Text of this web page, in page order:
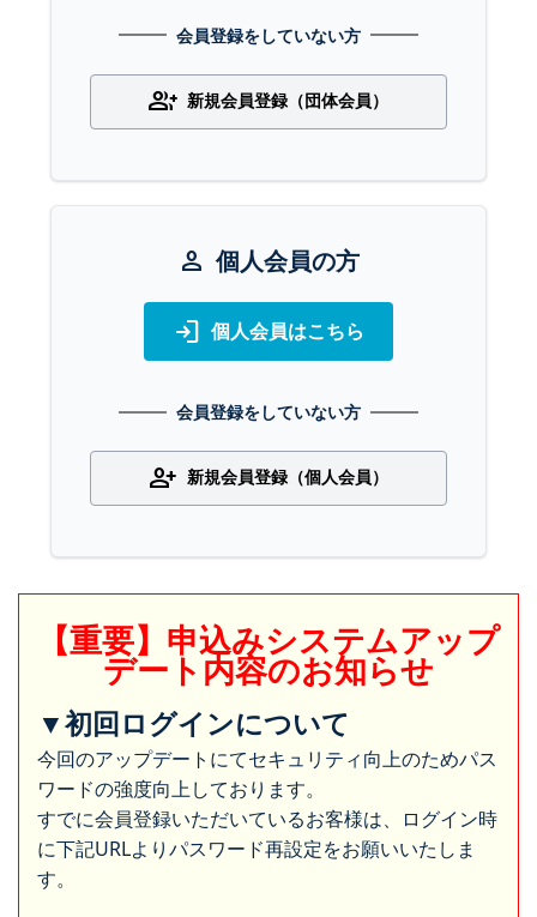
会員登録をしていない方
group_add 新規会員登録（団体会員）
person 個人会員の方
login 個人会員はこちら
会員登録をしていない方
person_add 新規会員登録（個人会員）
【重要】申込みシステムアップ
デート内容のお知らせ
▼初回ログインについて
今回のアップデートにてセキュリティ向上のためパス
ワードの強度向上しております。
すでに会員登録いただいているお客様は、ログイン時
に下記URLよりパスワード再設定をお願いいたしま
す。